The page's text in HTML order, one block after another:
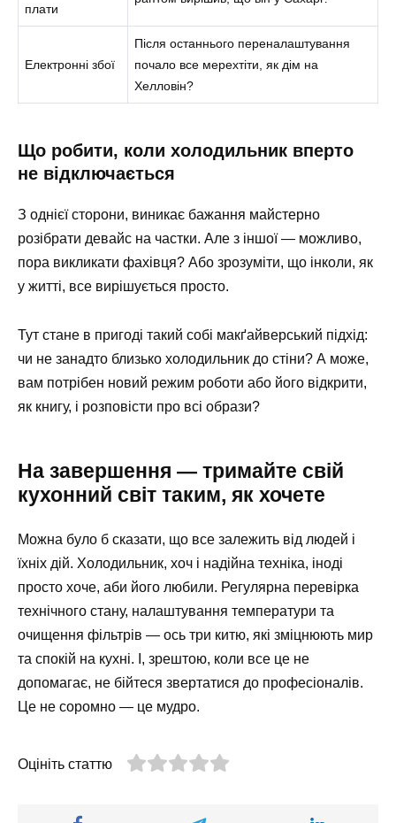
плати
Електронні збої
Після останнього переналаштування
почало все мерехтіти, як дім на
Хелловін?
Що робити, коли холодильник вперто
не відключається
З однієї сторони, виникає бажання майстерно
розібрати девайс на частки. Але з іншої — можливо,
пора викликати фахівця? Або зрозуміти, що інколи, як
у житті, все вирішується просто.
Тут стане в пригоді такий собі макґайверський підхід:
чи не занадто близько холодильник до стіни? А може,
вам потрібен новий режим роботи або його відкрити,
як книгу, і розповісти про всі образи?
На завершення — тримайте свій
кухонний світ таким, як хочете
Можна було б сказати, що все залежить від людей і
їхніх дій. Холодильник, хоч і надійна техніка, іноді
просто хоче, аби його любили. Регулярна перевірка
технічного стану, налаштування температури та
очищення фільтрів — ось три китю, які зміцнюють мир
та спокій на кухні. І, зрештою, коли все це не
допомагає, не бійтеся звертатися до професіоналів.
Це не соромно — це мудро.
Оцініть статтю